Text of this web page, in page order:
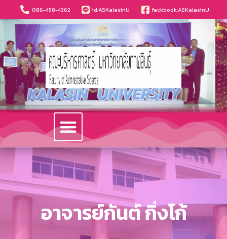
086-458-4362 id:ASKalasinU fackbook:ASKalasinU
อาจารย์กันต์ กิ่งโก้